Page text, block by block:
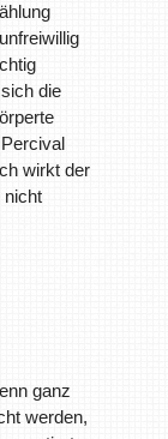
die
wirkt der
ganz
werden,